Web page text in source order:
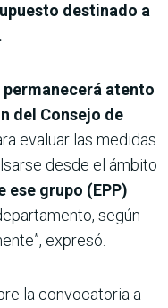
destinado a
atento
del Consejo de
evaluar las medidas
desde el ámbito
ese grupo (EPP)
según
expresó.
la convocatoria a